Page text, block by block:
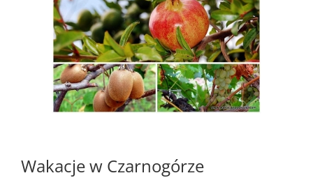
Wakacje w Czarnogórze